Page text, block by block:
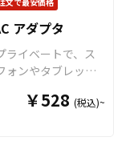
る理由でもありま
いサイズは、手軽
のサイズに左右さ
「小サイズ」、印
そしてスポーツク
アダプタ
ライベートで、ス
ォンやタブレット
それに伴い、突然
￥528 (税込)~